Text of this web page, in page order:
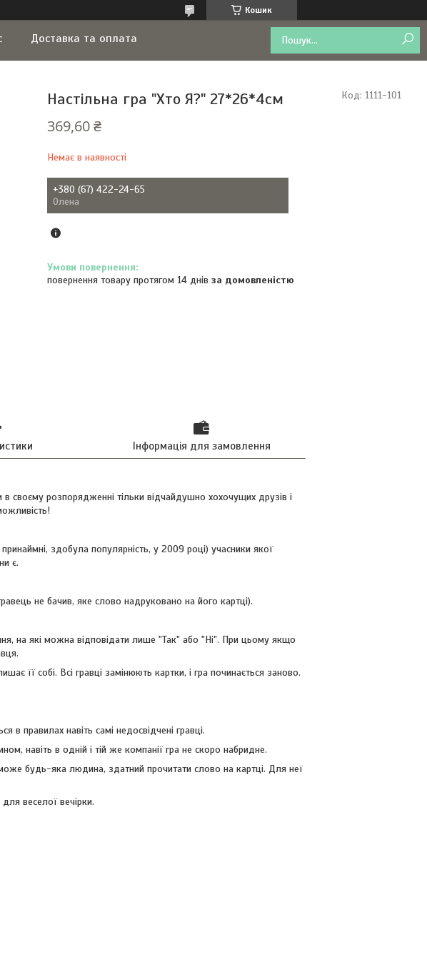
Кошик
Доставка та оплата
Настільна гра "Хто Я?" 27*26*4см
369,60 ₴
Немає в наявності
Код: 1111-101
+380 (67) 422-24-65
Олена
повернення товару протягом 14 днів за домовленістю
Інформація для замовлення
розпорядженні тільки відчайдушно хохочущих друзів і
здобула популярність, у 2009 році) учасники якої
є.
не бачив, яке слово надруковано на його картці).
на які можна відповідати лише "Так" або "Ні". При цьому якщо
її собі. Всі гравці замінюють картки, і гра починається заново.
в правилах навіть самі недосвідчені гравці.
навіть в одній і тій же компанії гра не скоро набридне.
будь-яка людина, здатний прочитати слово на картці. Для неї
веселої вечірки.